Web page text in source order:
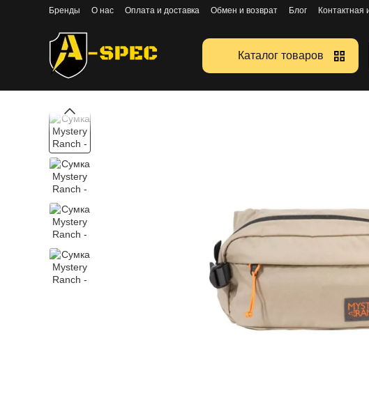
Перейти к основному контенту
Бренды О нас Оплата и доставка Обмен и возврат Блог
Каталог товаров